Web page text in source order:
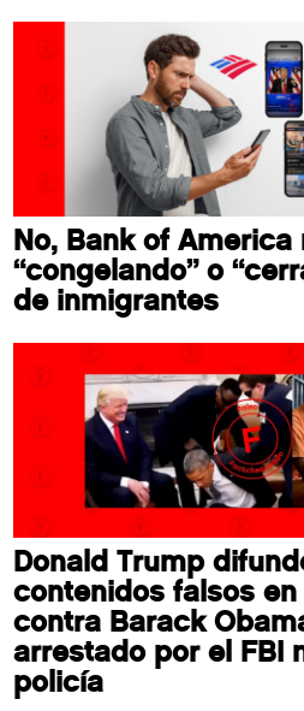
No, Bank of America
“congelando” o
de inmigrantes
Donald Trump
contenidos falsos
contra Barack
arrestado por el FBI
policía